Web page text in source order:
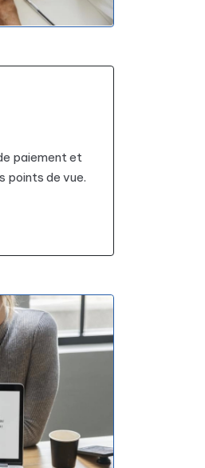
paiement et
points de vue.